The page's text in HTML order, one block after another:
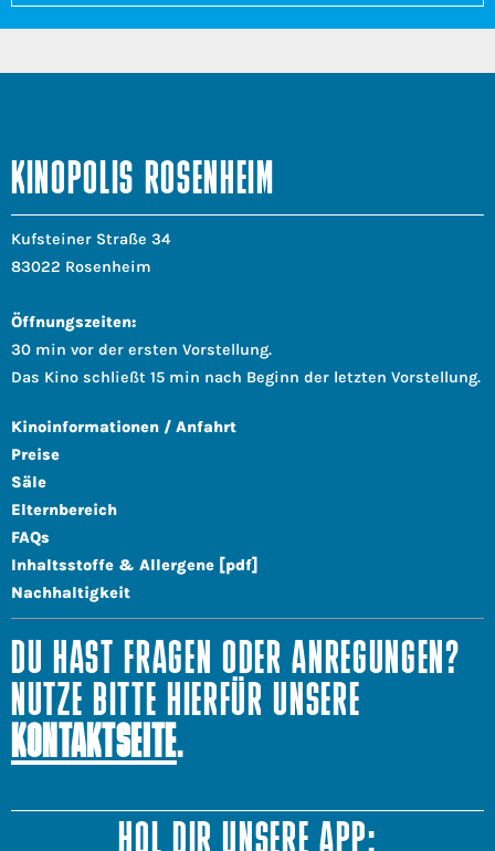
KINOPOLIS ROSENHEIM
Kufsteiner Straße 34
83022 Rosenheim
Öffnungszeiten:
30 min vor der ersten Vorstellung.
Das Kino schließt 15 min nach Beginn der letzten Vorstellung.
Kinoinformationen / Anfahrt
Preise
Säle
Elternbereich
FAQs
Inhaltsstoffe & Allergene [pdf]
Nachhaltigkeit
DU HAST FRAGEN ODER ANREGUNGEN?
NUTZE BITTE HIERFÜR UNSERE
KONTAKTSEITE.